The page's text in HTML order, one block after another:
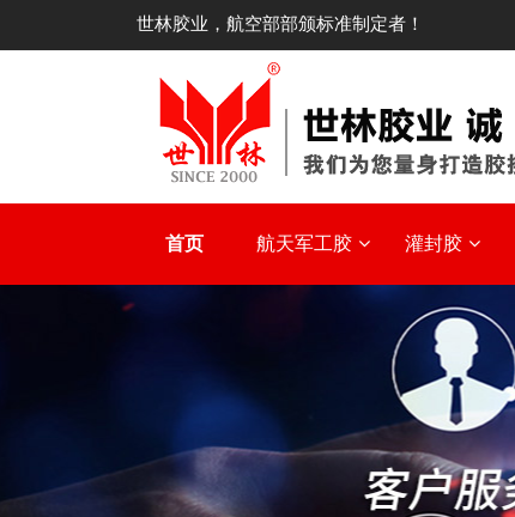
世林胶业，航空部部颁标准制定者！
首页 航天军工胶 灌封胶